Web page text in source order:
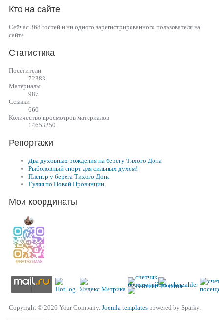
Кто на сайте
Сейчас 368 гостей и ни одного зарегистрированного пользователя на
сайте
Статистика
Посетители
72383
Материалы
987
Cсылки
660
Количество просмотров материалов
14653250
Репортажи
Два духовных рождения на берегу Тихого Дона
Рыболовный спорт для сильных духом!
Пленэр у берега Тихого Дона
Гуляя по Новой Провинции
Мои координаты
Copyright © 2026 Your Company. Joomla templates powered by Sparky.